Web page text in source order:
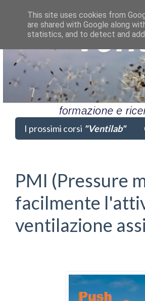
I prossimi corsi "Ventilab"
PMI (Pressure
facilmente
ventilazione
This site uses cookies from
are shared with Google along
statistics, and to detect and